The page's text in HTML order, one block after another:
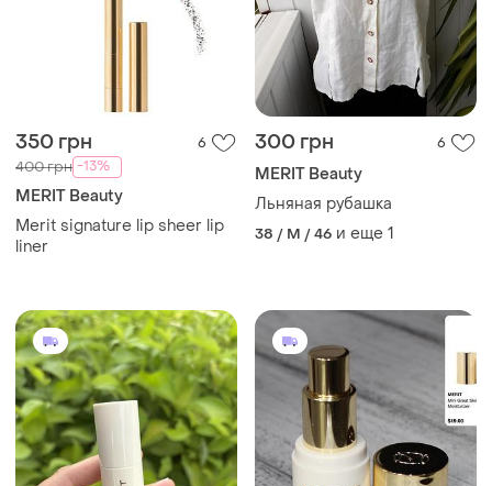
350 грн 6
400 грн -13%
MERIT Beauty
Merit signature lip sheer lip
liner
300 грн 6
MERIT Beauty
Льняная рубашка
38 / M / 46 и еще 1